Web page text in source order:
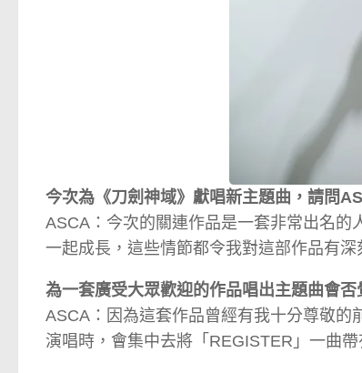
今次為《刀劍神域》獻唱新主題曲，請問
ASCA：今次的關連作品是一套非常出名的
一起成長，這些情節都令我對這部作品有深
為一套廣受大眾歡迎的作品唱出主題曲會
ASCA：因為這套作品曾經有我十分尊敬
演唱時，會集中去將「REGISTER」一曲